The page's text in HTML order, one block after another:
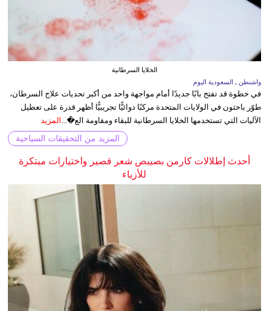
الخلايا السرطانية
واشنطن ـ السعودية اليوم
في خطوة قد تفتح بابًا جديدًا أمام مواجهة واحد من أكبر تحديات علاج السرطان،
طوّر باحثون في الولايات المتحدة مركبًا دوائيًّا تجريبيًّا أظهر قدرة على تعطيل
الآليات التي تستخدمها الخلايا السرطانية للبقاء ومقاومة الع�... المزيد
المزيد من التحقيقات السياحية
أحدث إطلالات كارمن بصيبص شعر قصير واختيارات مبتكرة
للأزياء